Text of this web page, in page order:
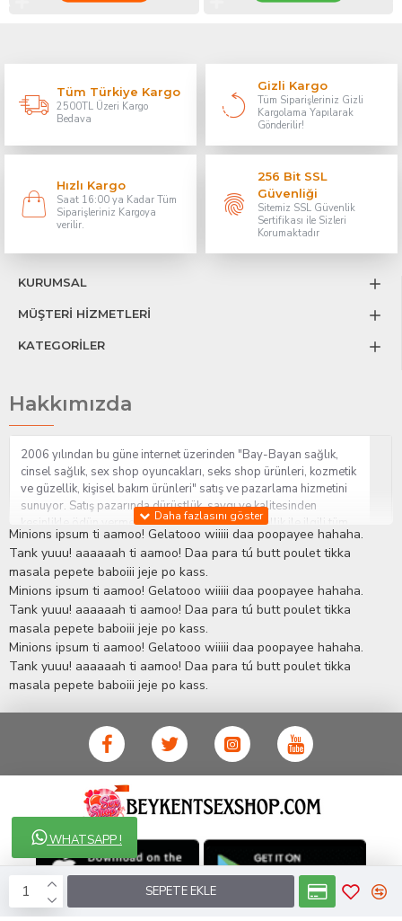
SEPETE EKLE
WHATSAPP !
Tüm Türkiye Kargo
2500TL Üzeri Kargo
Bedava
Gizli Kargo
Tüm Siparişleriniz Gizli
Kargolama Yapılarak
Gönderilir!
Hızlı Kargo
Saat 16:00 ya Kadar Tüm
Siparişleriniz Kargoya
verilir.
256 Bit SSL
Güvenliği
Sitemiz SSL Güvenlik
Sertifikası ile Sizleri
Korumaktadır
KURUMSAL
MÜŞTERİ HİZMETLERİ
KATEGORİLER
Hakkımızda
2006 yılından bu güne internet üzerinden "Bay-Bayan sağlık,
cinsel sağlık, sex shop oyuncakları, seks shop ürünleri, kozmetik
ve güzellik, kişisel bakım ürünleri" satış ve pazarlama hizmetini
sunuyor. Satış pazarında dürüstlük, saygı ve kalitesinden
kesinlikle ödün vermeden hizmet sağlık ve güzellik ile ilgili tüm
sorularınıza anında cevap verebilen Yetkin ve uzman kadrosu ile
ihtiyaçlarınızı en uygun fiyat ve taksit seçenekleriyle karşılıyor.
İstanbul beylikdüzü Erotik Shop sitemizde insan odaklı çalışma
stratejimiz ile müşterilerimizin yaşamlarında mutlu, sağlıklı ve
bakımlı olmaları için onlara sağlık ve güzellik danışmanlığı
sağlıyoruz.Sex ShopAlışveriş sitemiz Erotik Shop sektöründeki
gelişmeleri ve yenilikleri çok yakından takip etmesi, yaklaşık
5000'e yakın geniş ürün yelpazesi ile Türkiye'de bu sektörde
kendi alanımızda en geniş ürün gurubuna sahip ender
mağazalardan biri olması, müşteri memnuniyetini her zaman ön
planda tutan yaklaşımcı ve yenilikçi servislerin geliştirilmesi
konusundaki becerileri ile kendisine Cinsel Ürün hayatında lider
ve kalıcı bir yer edinmiştir.
Minions ipsum ti aamoo! Gelatooo wiiiii daa poopayee hahaha.
Tank yuuu! aaaaaah ti aamoo! Daa para tú butt poulet tikka
masala pepete baboiii jeje po kass.
Minions ipsum ti aamoo! Gelatooo wiiiii daa poopayee hahaha.
Tank yuuu! aaaaaah ti aamoo! Daa para tú butt poulet tikka
masala pepete baboiii jeje po kass.
Minions ipsum ti aamoo! Gelatooo wiiiii daa poopayee hahaha.
Tank yuuu! aaaaaah ti aamoo! Daa para tú butt poulet tikka
masala pepete baboiii jeje po kass.